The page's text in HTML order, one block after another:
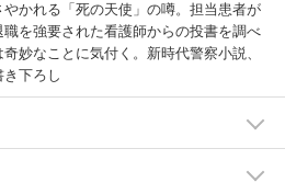
かれる「死の天使」の噂。担当患者が
を強要された看護師からの投書を調べ
妙なことに気付く。新時代警察小説、
下ろし